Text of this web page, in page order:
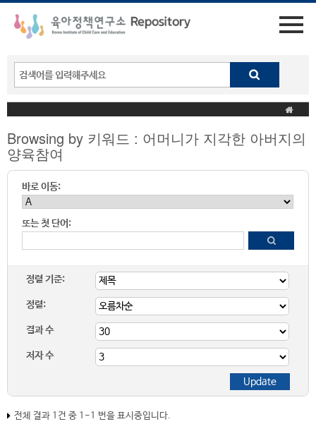
Browsing by 키워드 : 어머니가 지각한 아버지의
양육참여
바로 이동:
또는 첫 단어:
정렬 기준:
정렬:
결과 수
저자 수
전체 결과 1건 중 1-1 번을 표시중입니다.